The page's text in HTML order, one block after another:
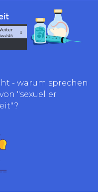
- warum sprechen
"sexueller